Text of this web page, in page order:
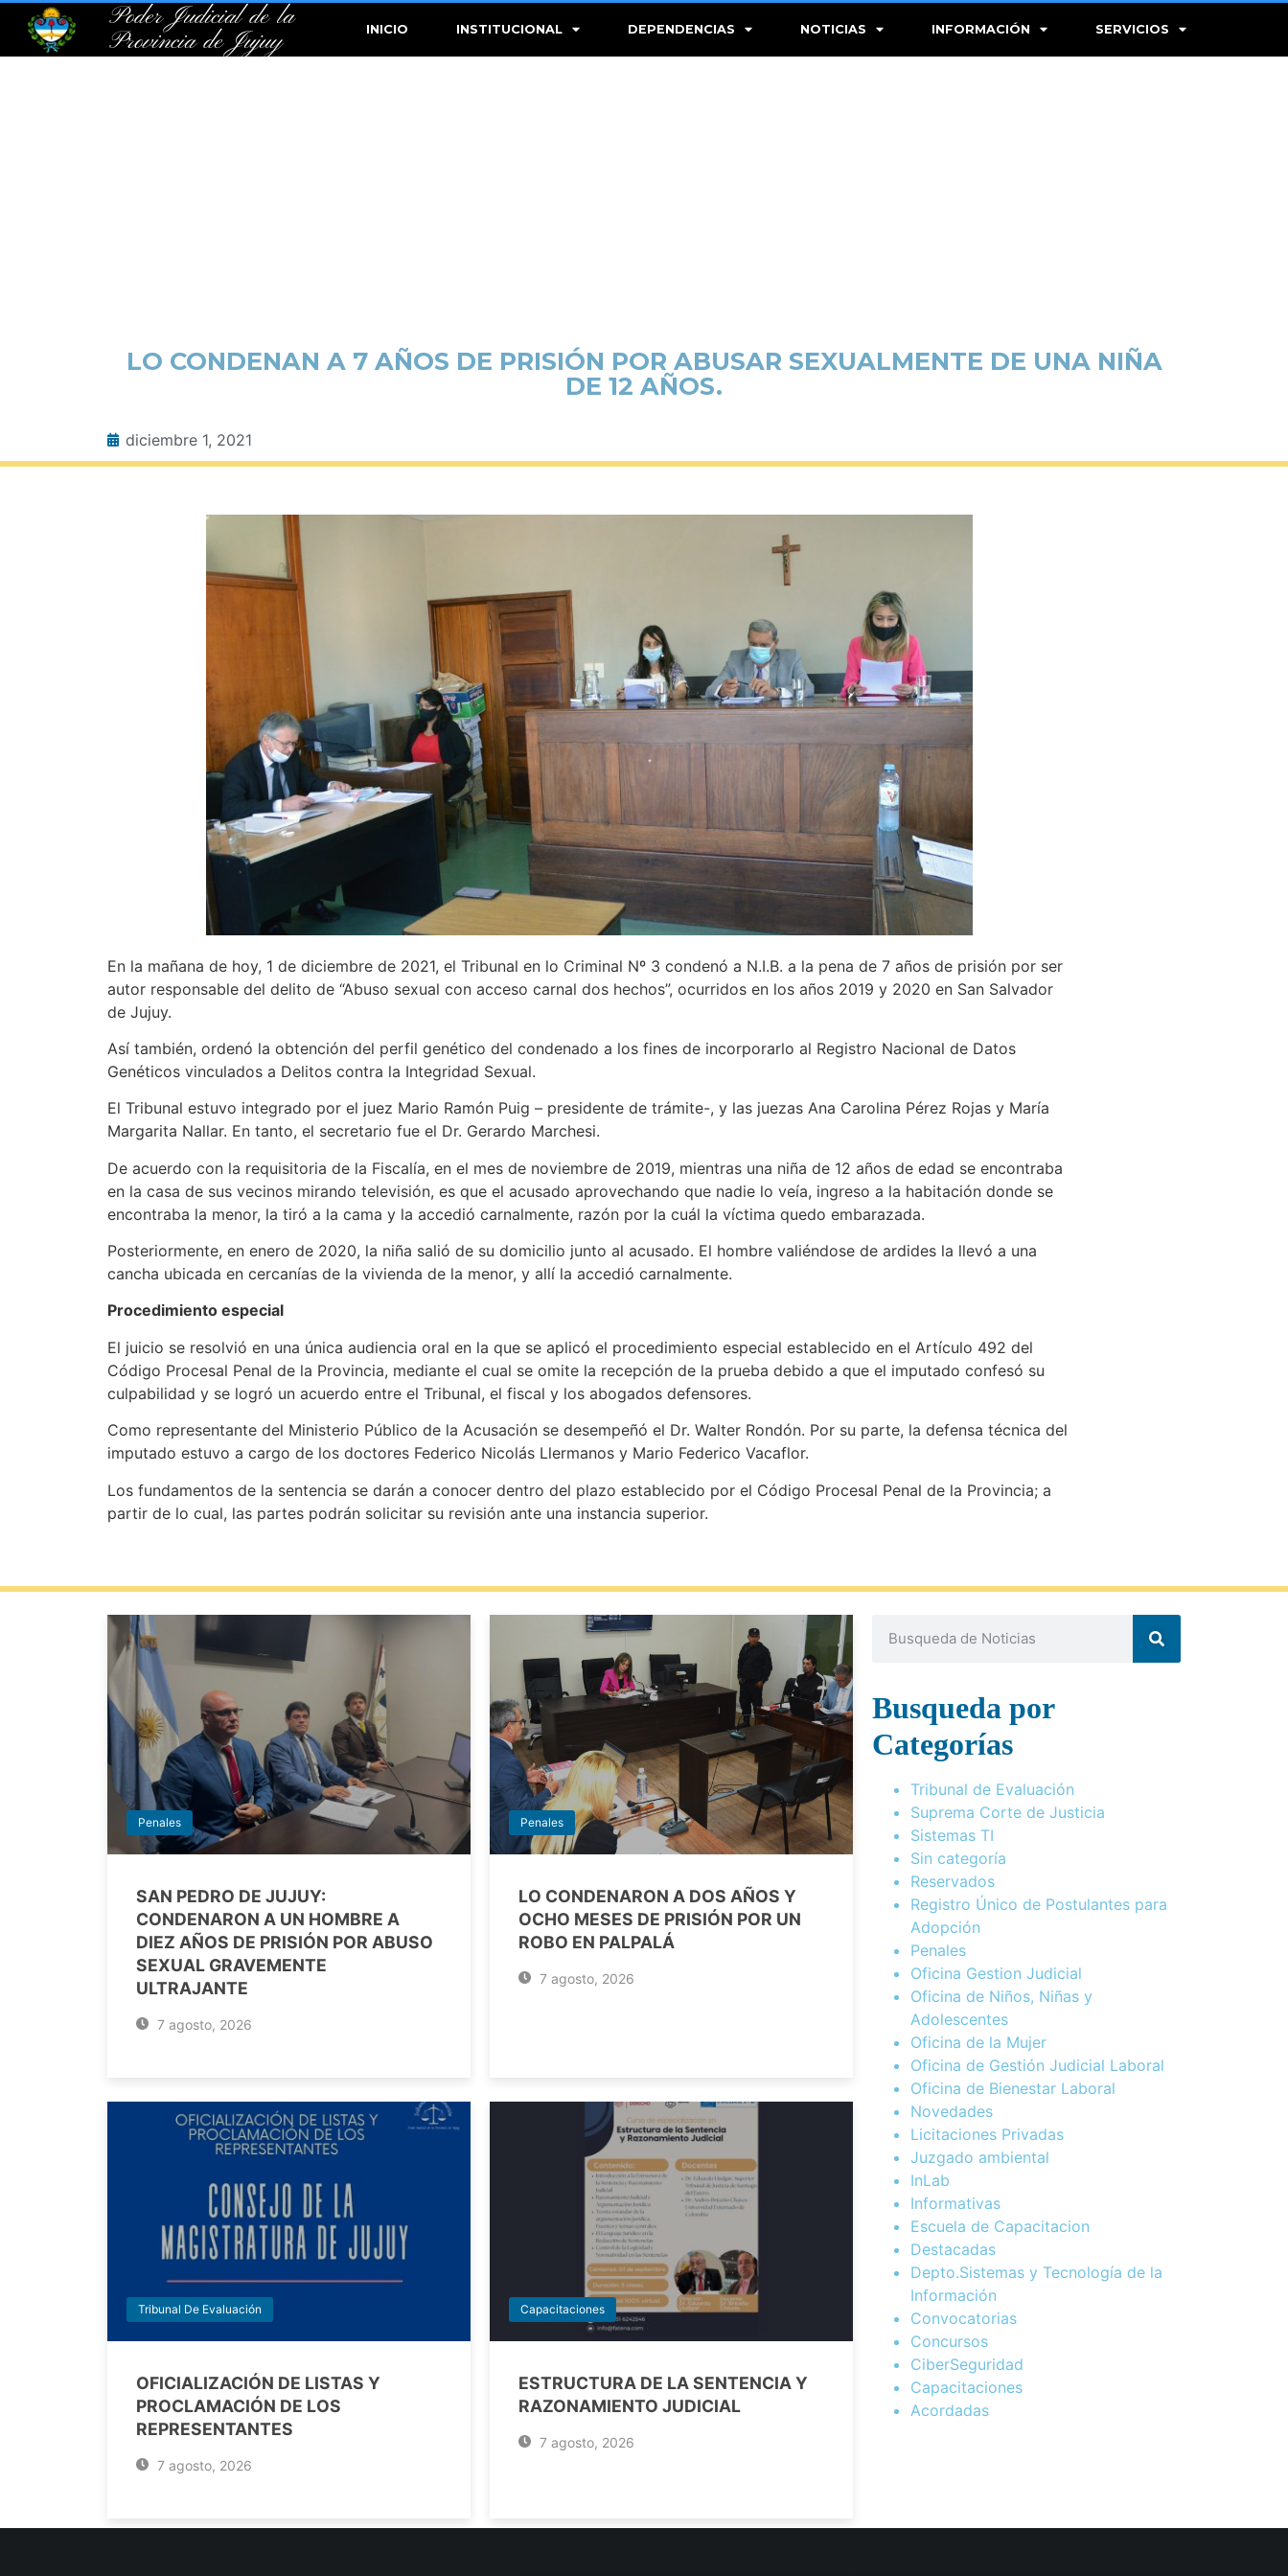
Poder Judicial de la
Provincia de Jujuy
INICIO INSTITUCIONAL DEPENDENCIAS NOTICIAS INFORMACIÓN SERVICIOS
LO CONDENAN A 7 AÑOS DE PRISIÓN POR ABUSAR SEXUALMENTE DE UNA NIÑA
DE 12 AÑOS.
diciembre 1, 2021
En la mañana de hoy, 1 de diciembre de 2021, el Tribunal en lo Criminal Nº 3 condenó a N.I.B. a la pena de 7 años de prisión por ser
autor responsable del delito de “Abuso sexual con acceso carnal dos hechos”, ocurridos en los años 2019 y 2020 en San Salvador
de Jujuy.
Así también, ordenó la obtención del perfil genético del condenado a los fines de incorporarlo al Registro Nacional de Datos
Genéticos vinculados a Delitos contra la Integridad Sexual.
El Tribunal estuvo integrado por el juez Mario Ramón Puig – presidente de trámite-, y las juezas Ana Carolina Pérez Rojas y María
Margarita Nallar. En tanto, el secretario fue el Dr. Gerardo Marchesi.
De acuerdo con la requisitoria de la Fiscalía, en el mes de noviembre de 2019, mientras una niña de 12 años de edad se encontraba
en la casa de sus vecinos mirando televisión, es que el acusado aprovechando que nadie lo veía, ingreso a la habitación donde se
encontraba la menor, la tiró a la cama y la accedió carnalmente, razón por la cuál la víctima quedo embarazada.
Posteriormente, en enero de 2020, la niña salió de su domicilio junto al acusado. El hombre valiéndose de ardides la llevó a una
cancha ubicada en cercanías de la vivienda de la menor, y allí la accedió carnalmente.
Procedimiento especial
El juicio se resolvió en una única audiencia oral en la que se aplicó el procedimiento especial establecido en el Artículo 492 del
Código Procesal Penal de la Provincia, mediante el cual se omite la recepción de la prueba debido a que el imputado confesó su
culpabilidad y se logró un acuerdo entre el Tribunal, el fiscal y los abogados defensores.
Como representante del Ministerio Público de la Acusación se desempeñó el Dr. Walter Rondón. Por su parte, la defensa técnica del
imputado estuvo a cargo de los doctores Federico Nicolás Llermanos y Mario Federico Vacaflor.
Los fundamentos de la sentencia se darán a conocer dentro del plazo establecido por el Código Procesal Penal de la Provincia; a
partir de lo cual, las partes podrán solicitar su revisión ante una instancia superior.
Penales
SAN PEDRO DE JUJUY:
CONDENARON A UN HOMBRE A
DIEZ AÑOS DE PRISIÓN POR ABUSO
SEXUAL GRAVEMENTE
ULTRAJANTE
7 agosto, 2026
Penales
LO CONDENARON A DOS AÑOS Y
OCHO MESES DE PRISIÓN POR UN
ROBO EN PALPALÁ
7 agosto, 2026
Tribunal De Evaluación
OFICIALIZACIÓN DE LISTAS Y
PROCLAMACIÓN DE LOS
REPRESENTANTES
7 agosto, 2026
Capacitaciones
ESTRUCTURA DE LA SENTENCIA Y
RAZONAMIENTO JUDICIAL
7 agosto, 2026
Busqueda por
Categorías
Tribunal de Evaluación
Suprema Corte de Justicia
Sistemas TI
Sin categoría
Reservados
Registro Único de Postulantes para
Adopción
Penales
Oficina Gestion Judicial
Oficina de Niños, Niñas y
Adolescentes
Oficina de la Mujer
Oficina de Gestión Judicial Laboral
Oficina de Bienestar Laboral
Novedades
Licitaciones Privadas
Juzgado ambiental
InLab
Informativas
Escuela de Capacitacion
Destacadas
Depto.Sistemas y Tecnología de la
Información
Convocatorias
Concursos
CiberSeguridad
Capacitaciones
Acordadas